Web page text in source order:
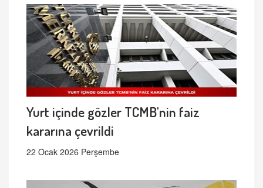
Yurt içinde gözler TCMB'nin faiz
kararına çevrildi
22 Ocak 2026 Perşembe